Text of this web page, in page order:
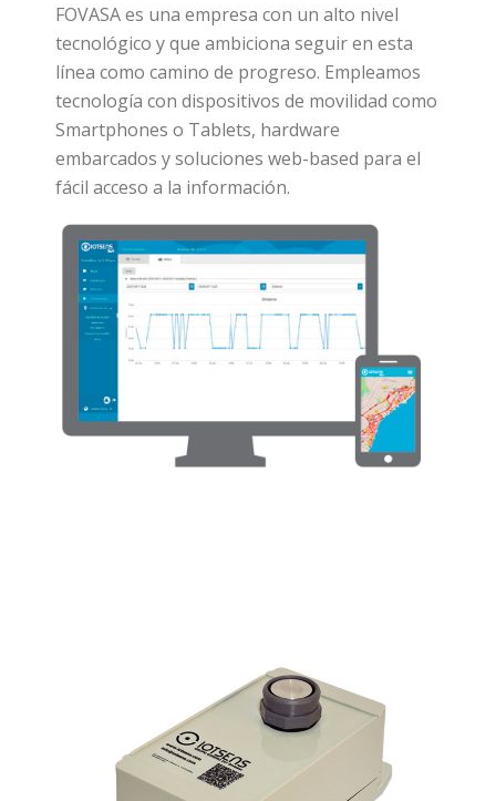
FOVASA es una empresa con un alto nivel
tecnológico y que ambiciona seguir en esta
línea como camino de progreso. Empleamos
tecnología con dispositivos de movilidad como
Smartphones o Tablets, hardware
embarcados y soluciones web-based para el
fácil acceso a la información.